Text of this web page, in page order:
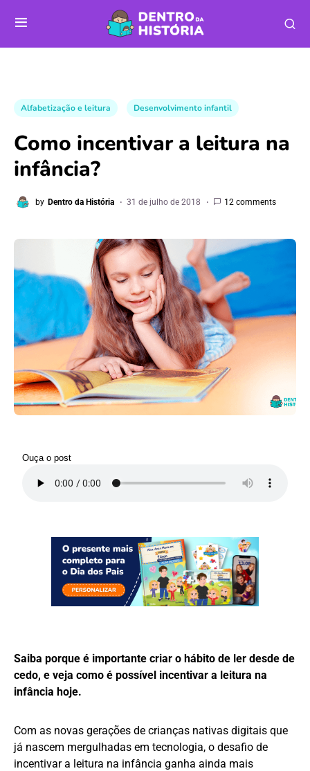
Alfabetização e leitura Desenvolvimento infantil
Como incentivar a leitura na
infância?
by Dentro da História 31 de julho de 2018 12 comments
Ouça o post
Saiba porque é importante criar o hábito de ler desde de
cedo, e veja como é possível incentivar a leitura na
infância hoje.
Com as novas gerações de crianças nativas digitais que
já nascem mergulhadas em tecnologia, o desafio de
incentivar a leitura na infância ganha ainda mais